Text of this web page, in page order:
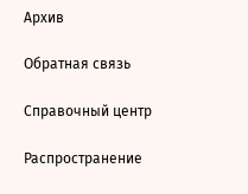
Архив
Обратная связь
Справочный центр
Распространение